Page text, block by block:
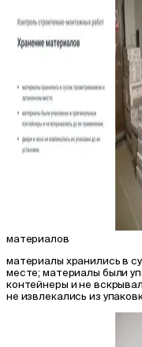
материалов
материалы хранились в
месте; материалы были
контейнеры и не
не извлекались из